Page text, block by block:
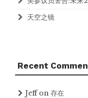
天空之镜
Recent
Jeffon 存在